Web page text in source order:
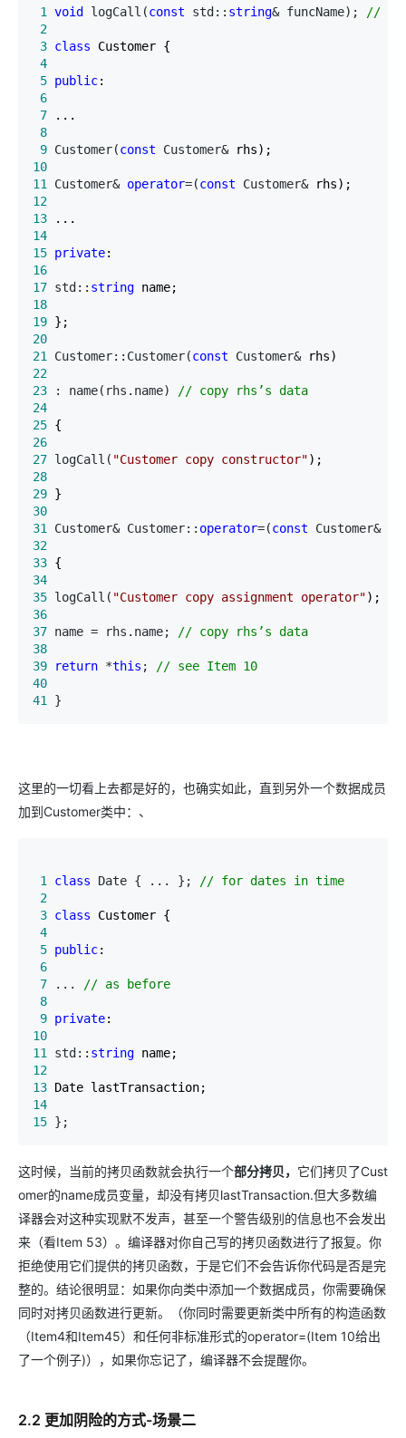
1 void logCall(const std:: string& funcName); //
2
3 class
4
5 public
6
7
8
9 Customer(const Customer&
10
11
Customer& operator=(const Customer&
12
13
14
15 private
16
17 std:: string
18
19
20
21
Customer::Customer(const Customer&
22
23 : name(rhs.name) // copy rhs’s data
24
25
26
27 logCall( "Customer copy constructor"
28
29
30
31
Customer& Customer:: operator=(const Customer&
32
33
34
35 logCall( "Customer copy assignment operator"
36
37 name = rhs.name; // copy rhs’s data
38
39
return *this ; // see Item 10
40
41
}
这里的一切看上去都是好的，也确实如此，直到另外一个数据成员
加到Customer类中：、
1 class Date { ... }; // for dates in time
2
3 class
4
5 public
6
7 ... // as before
8
9 private
10
11
std:: string
12
13
14
15 };
这时候，当前的拷贝函数就会执行一个部分拷贝， 它们拷贝了Cust
omer的name成员变量，却没有拷贝lastTransaction.但大多数编
译器会对这种实现默不发声，甚至一个警告级别的信息也不会发出
来（看Item 53）。编译器对你自己写的拷贝函数进行了报复。你
拒绝使用它们提供的拷贝函数，于是它们不会告诉你代码是否是完
整的。结论很明显：如果你向类中添加一个数据成员，你需要确保
同时对拷贝函数进行更新。（你同时需要更新类中所有的构造函数
（Item4和Item45）和任何非标准形式的operator=(Item 10给出
了一个例子)），如果你忘记了，编译器不会提醒你。
2.2 更加阴险的方式-场景二